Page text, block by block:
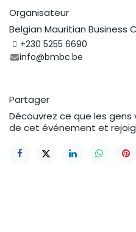
Organisateur
Belgian Mauritian Business
+230 5255 6690
info@bmbc.be
Partager
Découvrez ce que les
de cet événement et